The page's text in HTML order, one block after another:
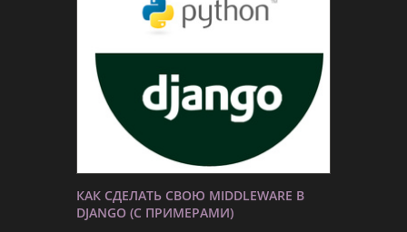
КАК СДЕЛАТЬ СВОЮ MIDDLEWARE В
DJANGO (С ПРИМЕРАМИ)